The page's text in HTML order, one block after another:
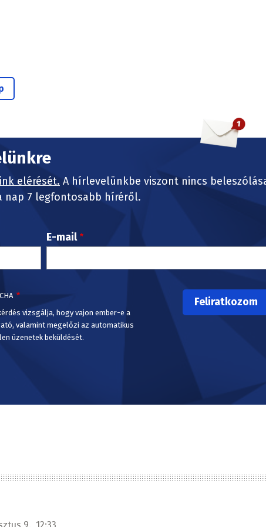
elérését. A hírlevelünkbe viszont nincs
nap 7 legfontosabb híréről.
E-mail
vizsgálja, hogy vajon ember-e a
valamint megelőzi az automatikus
üzenetek beküldését.
9., 12:33